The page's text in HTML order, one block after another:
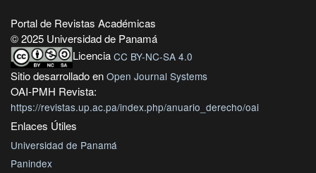
Portal de Revistas Académicas
© 2025 Universidad de Panamá
Licencia CC BY-NC-SA 4.0
Sitio desarrollado en Open Journal Systems
OAI-PMH Revista:
https://revistas.up.ac.pa/index.php/anuario_derecho/oai
Enlaces Útiles
Universidad de Panamá
Panindex